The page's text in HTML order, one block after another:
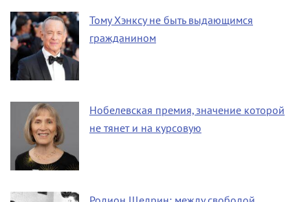
Тому Хэнксу не быть выдающимся
гражданином
Нобелевская премия, значение которой
не тянет и на курсовую